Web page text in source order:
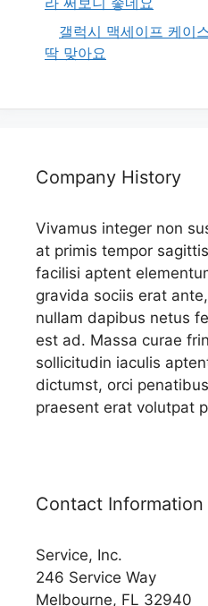
갤럭시 맥세이프 케이
딱 맞아요
Company History
Vivamus integer non
at primis tempor
facilisi aptent
gravida sociis erat
nullam dapibus netus
est ad. Massa curae
sollicitudin iaculis
dictumst, orci
praesent erat volutpat
Contact Information
Service, Inc.
246 Service Way
Melbourne, FL 32940